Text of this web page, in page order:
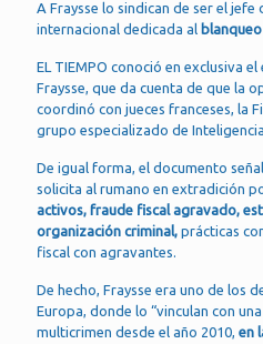
A Fraysse lo sindican de ser el
internacional dedicada al
EL TIEMPO conoció en exclusiva
Fraysse, que da cuenta de que la
coordinó con jueces franceses, la
grupo especializado de
De igual forma, el documento
solicita al rumano en extradición
activos, fraude fiscal agravado,
organización criminal, prácticas
fiscal con agravantes.
De hecho, Fraysse era uno de los
Europa, donde lo “vinculan con
multicrimen desde el año 2010, en